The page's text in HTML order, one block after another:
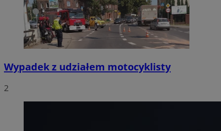
Wypadek z udziałem motocyklisty
2